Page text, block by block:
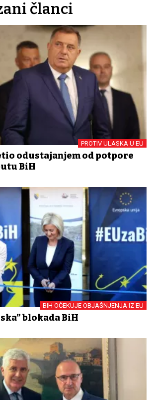
članci
PROTIV ULASKA U EU
odustajanjem od potpore
BiH
BIH OČEKUJE OBJAŠNJENJA IZ EU
blokada BiH